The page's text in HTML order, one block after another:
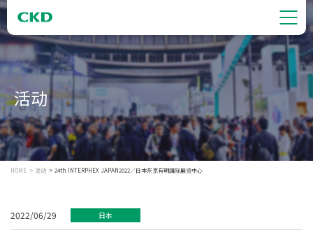
活动
HOME 活动 24th INTERPHEX JAPAN2022／日本东京有明国际展览中心
2022/06/29 日本